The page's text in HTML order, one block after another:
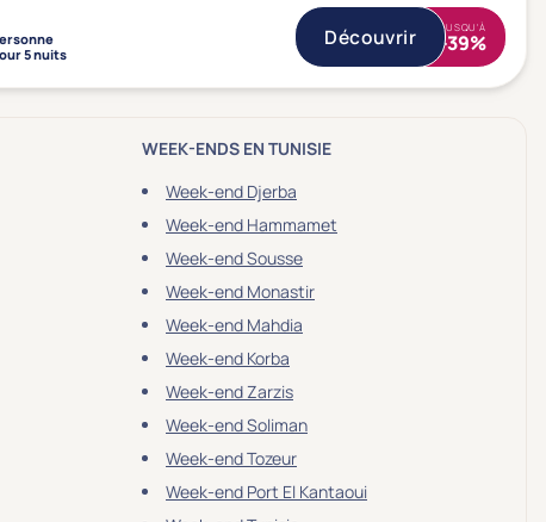
5 nuits
Découvrir JUSQU'À
-39%
WEEK-ENDS EN TUNISIE
Week-end Djerba
Week-end Hammamet
Week-end Sousse
Week-end Monastir
Week-end Mahdia
Week-end Korba
Week-end Zarzis
Week-end Soliman
Week-end Tozeur
Week-end Port El Kantaoui